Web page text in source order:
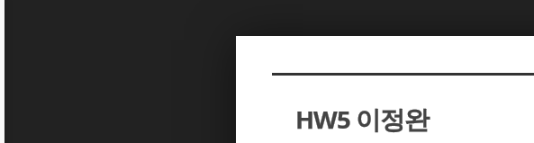
HW5 이정완
Sketchbook5, 스케치북5
Sketchbook5, 스케치북5